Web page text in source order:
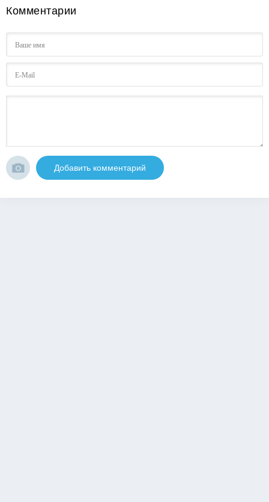
Комментарии